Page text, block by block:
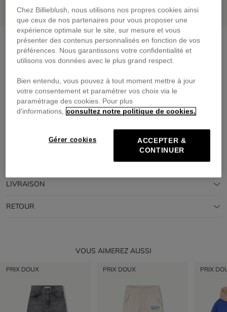
Pantalonstring
dès 65,00 €
Payez en 4 fois sans frais avec
🔒Paiement sécurisé & retours faciles
DESCRIPTION
COMPOSITION
LIVRAISON
RETOUR
VOUS AIMEREZ AUSSI
PRIX DOUX PRIX DOUX PRIX
Chez Billieblush, nous utilisons nos propres cookies ainsi
que ceux de nos partenaires pour vous proposer une
expérience optimale sur le site, sur mesure et vous
présenter des contenus personnalisés en fonction de vos
préférences. Nous garantissons votre confidentialité et
utilisons vos données avec le plus grand respect.
Bien entendu, vous pouvez à tout moment mettre à jour
votre consentement et paramétrer vos choix via le
paramétrage des cookies. Pour plus
d'informations, consultez notre politique de cookies.
Gérer cookies
ACCEPTER &
CONTINUER